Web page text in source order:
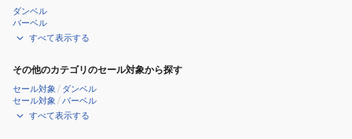
ダンベル
バーベル
すべて表示する
その他のカテゴリのセール対象から探す
セール対象 / ダンベル
セール対象 /バーベル
すべて表示する